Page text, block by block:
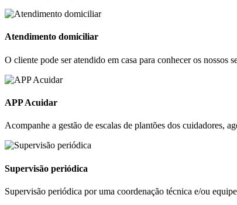
Atendimento domiciliar
O cliente pode ser atendido em casa para conhecer os nossos
APP Acuidar
Acompanhe a gestão de escalas de plantões dos cuidadores,
Supervisão periódica
Supervisão periódica por uma coordenação técnica e/ou